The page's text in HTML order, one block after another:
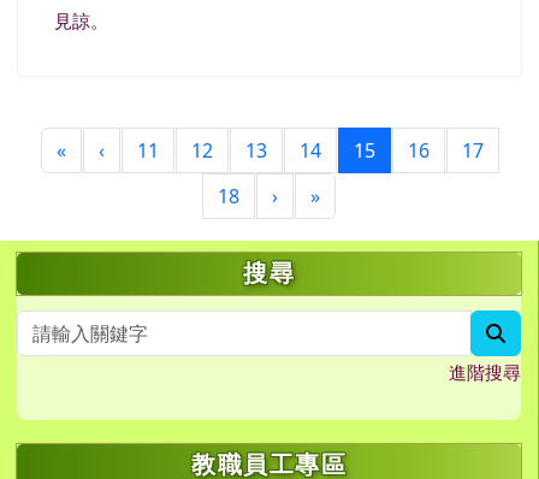
見諒。
«第一頁
‹上一頁
11 12 13 14 15(目前頁次)
16
17
18
›下一頁
»最後頁
左邊區域內容 搜尋
進階搜尋
教職員工專區